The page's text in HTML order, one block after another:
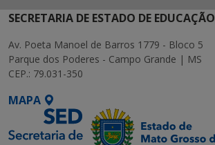
SECRETARIA DE ESTADO DE EDUCAÇÃO
Av. Poeta Manoel de Barros 1779 - Bloco 5
Parque dos Poderes - Campo Grande | MS
CEP.: 79.031-350
MAPA